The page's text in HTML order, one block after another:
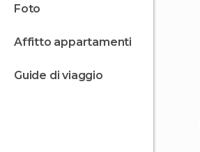
foto
affitto appartamenti
guide di viaggio